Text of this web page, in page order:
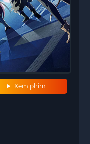
Xem phim